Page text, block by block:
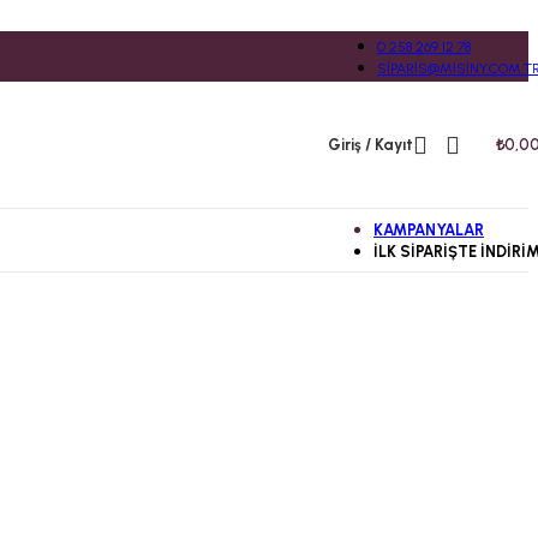
0 258 269 12 78
Giriş / Kayıt ₺
KAMPANYALAR
İLK SIPARIŞTE